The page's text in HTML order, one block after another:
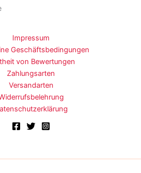
Impressum
Geschäftsbedingungen
von Bewertungen
Zahlungsarten
Versandarten